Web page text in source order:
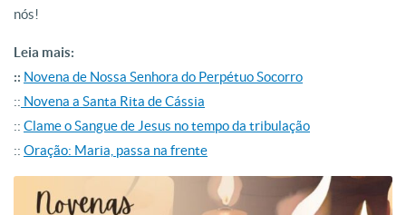
nós!
Leia mais:
:: Novena de Nossa Senhora do Perpétuo Socorro
:: Novena a Santa Rita de Cássia
:: Clame o Sangue de Jesus no tempo da tribulação
:: Oração: Maria, passa na frente